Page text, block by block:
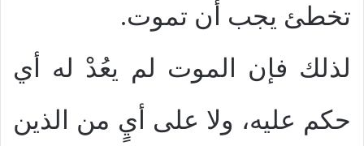
تخطئ يجب أن تموت.
لذلك فإن الموت لم يعُدْ له أي
حكم عليه، ولا على أيٍ من الذين